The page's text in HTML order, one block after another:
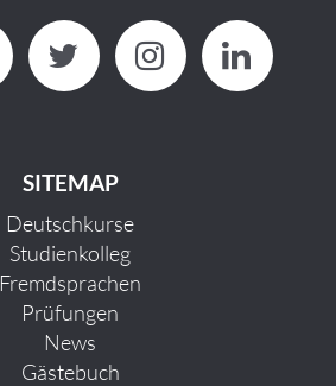
SITEMAP
Deutschkurse
Studienkolleg
Fremdsprachen
Prüfungen
News
Gästebuch